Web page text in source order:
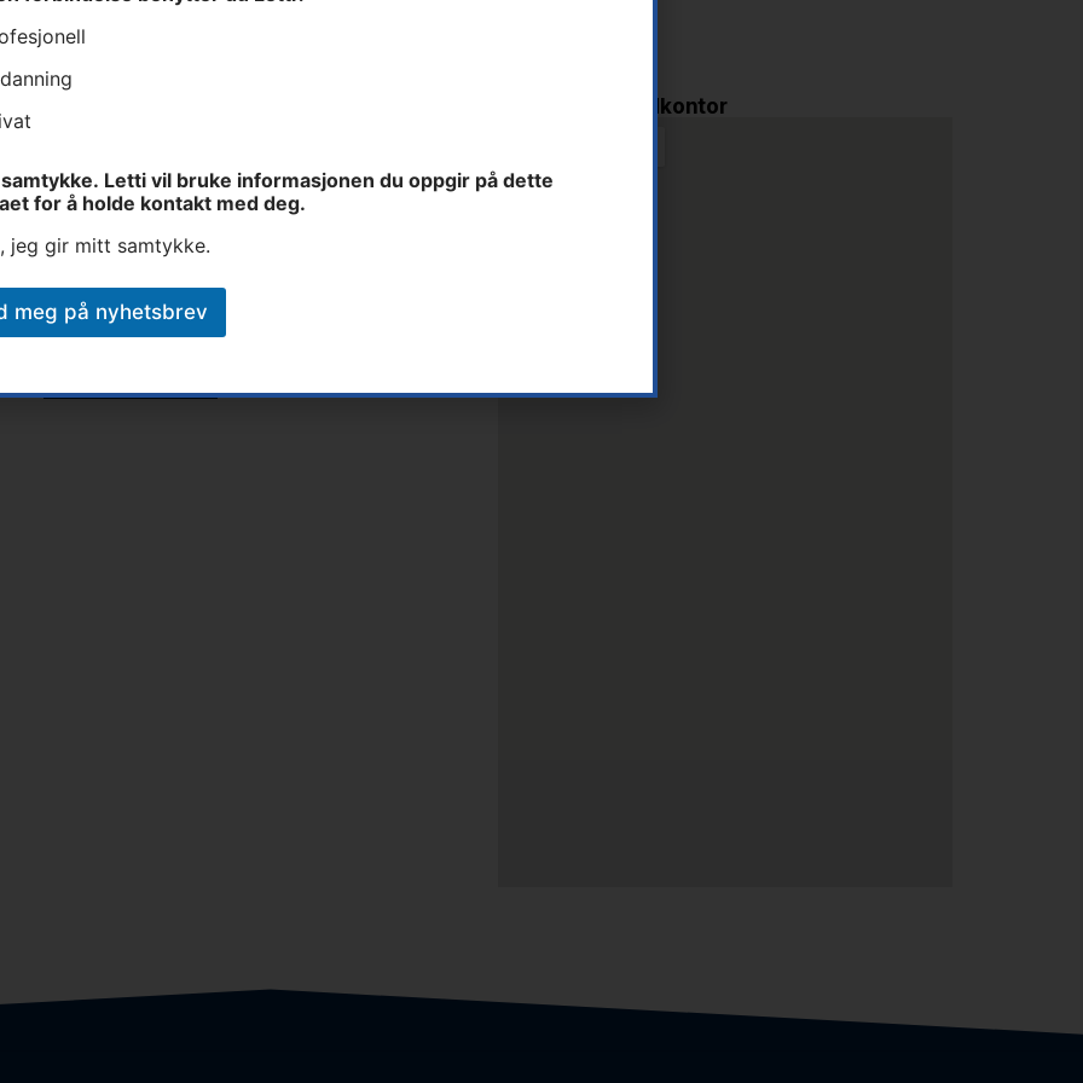
Letti AS - Hovedkontor
samtykke. Letti vil bruke informasjonen du oppgir på dette
for å holde kontakt med deg.
jeg gir mitt samtykke.
meg på nyhetsbrev